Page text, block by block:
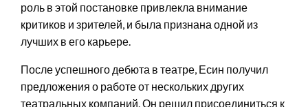
роль в этой постановке привлекла внимание
критиков и зрителей, и была признана одной из
лучших в его карьере.
После успешного дебюта в театре, Есин получил
предложения о работе от нескольких других
театральных компаний. Он решил присоединиться к